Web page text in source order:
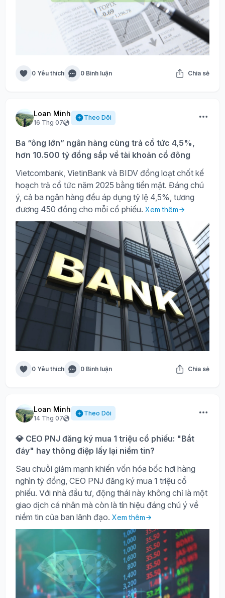
0 Yêu thích 0 Bình luận Chia sẻ
Loan Minh
16 Thg 07
Theo Dõi
Ba “ông lớn” ngân hàng cùng trả cổ tức 4,5%,
hơn 10.500 tỷ đồng sắp về tài khoản cổ đông
Vietcombank, VietinBank và BIDV đồng loạt chốt kế
hoạch trả cổ tức năm 2025 bằng tiền mặt. Đáng chú
ý, cả ba ngân hàng đều áp dụng tỷ lệ 4,5%, tương
đương 450 đồng cho mỗi cổ phiếu. Xem thêm
0 Yêu thích 0 Bình luận Chia sẻ
Loan Minh
14 Thg 07
Theo Dõi
💎 CEO PNJ đăng ký mua 1 triệu cổ phiếu: "Bắt
đáy" hay thông điệp lấy lại niềm tin?
Sau chuỗi giảm mạnh khiến vốn hóa bốc hơi hàng
nghìn tỷ đồng, CEO PNJ đăng ký mua 1 triệu cổ
phiếu. Với nhà đầu tư, động thái này không chỉ là một
giao dịch cá nhân mà còn là tín hiệu đáng chú ý về
niềm tin của ban lãnh đạo. Xem thêm